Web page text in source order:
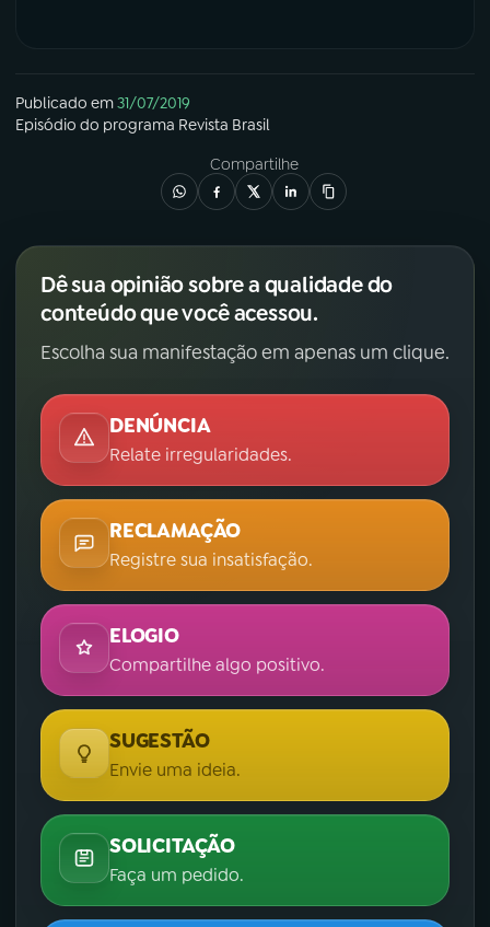
Publicado em31/07/2019
Episódio do programa Revista Brasil
Compartilhe
Dê sua opinião sobre a qualidade do
conteúdo que você acessou.
Escolha sua manifestação em apenas um clique.
DENÚNCIA
Relate irregularidades.
RECLAMAÇÃO
Registre sua insatisfação.
ELOGIO
Compartilhe algo positivo.
SUGESTÃO
Envie uma ideia.
SOLICITAÇÃO
Faça um pedido.